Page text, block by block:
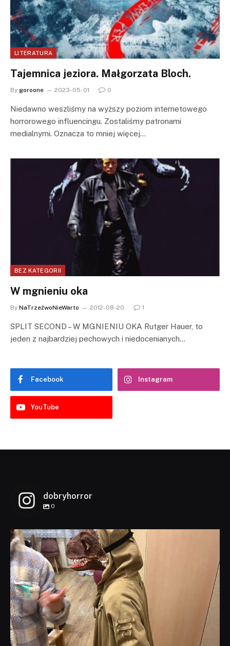
LITERATURA
Tajemnica jeziora. Małgorzata Bloch.
By goroone 2023-05-01 0
Niedawno weszliśmy na wyższy poziom internetowego
horrorowego influencingu. Zostaliśmy patronami
medialnymi. Oznacza to mniej więcej…
BEZ KATEGORII
W mgnieniu oka
By NaTrzeźwoNieWarto 2012-08-20 1
SPLIT SECOND – W MGNIENIU OKA Rutger Hauer, to
jeden z najbardziej pechowych i niedocenianych…
Facebook Instagram
YouTube
dobryhorror
0
dobryhorror
Lis 1